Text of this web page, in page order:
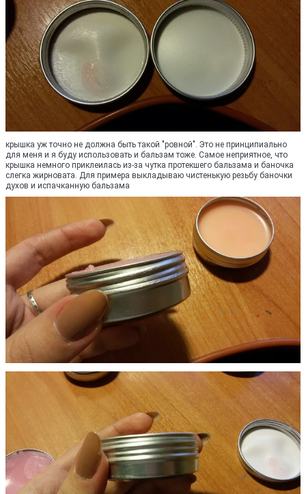
крышка уж точно не должна быть такой "ровной". Это не принципиально
для меня и я буду использовать и бальзам тоже. Самое неприятное, что
крышка немного приклеилась из-за чутка протекшего бальзама и баночка
слегка жирновата. Для примера выкладываю чистенькую резьбу баночки
духов и испачканную бальзама